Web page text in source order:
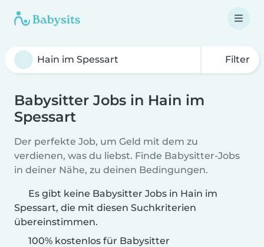
Filter
Babysitter Jobs in Hain im
Spessart
Der perfekte Job, um Geld mit dem zu
verdienen, was du liebst. Finde Babysitter-Jobs
in deiner Nähe, zu deinen Bedingungen.
Es gibt keine Babysitter Jobs in Hain im
Spessart, die mit diesen Suchkriterien
übereinstimmen.
100% kostenlos für Babysitter